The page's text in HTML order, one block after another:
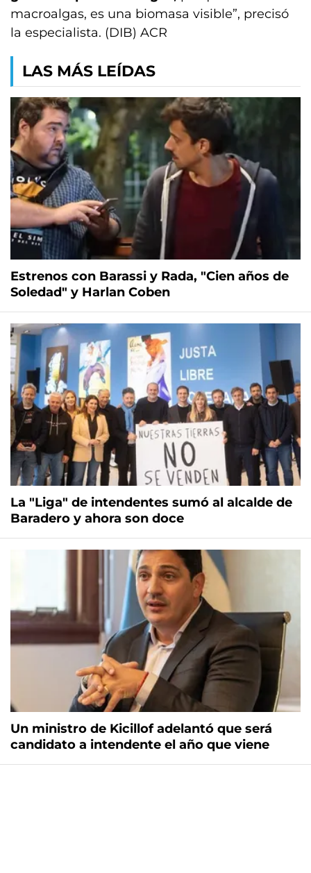
macroalgas, es una biomasa visible”, precisó
la especialista. (DIB) ACR
LAS MÁS LEÍDAS
Estrenos con Barassi y Rada, "Cien años de
Soledad" y Harlan Coben
La "Liga" de intendentes sumó al alcalde de
Baradero y ahora son doce
Un ministro de Kicillof adelantó que será
candidato a intendente el año que viene